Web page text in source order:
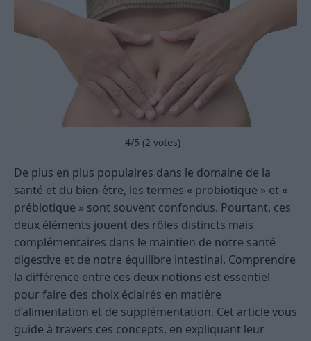
4/5 (2 votes)
De plus en plus populaires dans le domaine de la
santé et du bien-être, les termes « probiotique » et «
prébiotique » sont souvent confondus. Pourtant, ces
deux éléments jouent des rôles distincts mais
complémentaires dans le maintien de notre santé
digestive et de notre équilibre intestinal. Comprendre
la différence entre ces deux notions est essentiel
pour faire des choix éclairés en matière
d’alimentation et de supplémentation. Cet article vous
guide à travers ces concepts, en expliquant leur